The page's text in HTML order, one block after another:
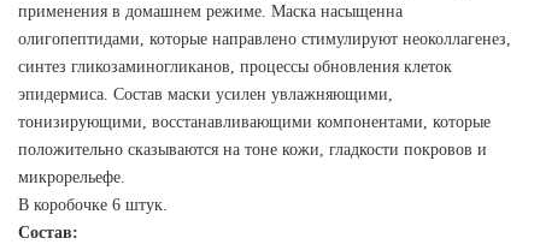
применения в домашнем режиме. Маска насыщенна
олигопептидами, которые направлено стимулируют неоколлагенез,
синтез гликозаминогликанов, процессы обновления клеток
эпидермиса. Состав маски усилен увлажняющими,
тонизирующими, восстанавливающими компонентами, которые
положительно сказываются на тоне кожи, гладкости покровов и
микрорельефе.
В коробочке 6 штук.
Состав: